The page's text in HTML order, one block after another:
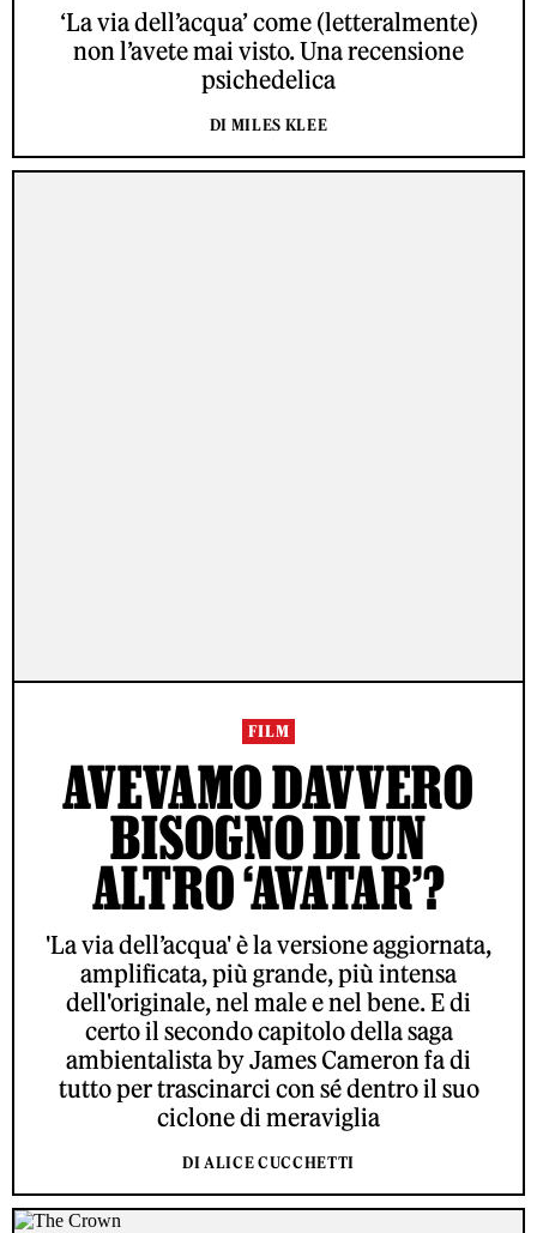
‘La via dell’acqua’ come (letteralmente)
non l’avete mai visto. Una recensione
psichedelica
DI MILES KLEE
FILM
AVEVAMO DAVVERO
BISOGNO DI UN
ALTRO ‘AVATAR’?
'La via dell’acqua' è la versione aggiornata,
amplificata, più grande, più intensa
dell'originale, nel male e nel bene. E di
certo il secondo capitolo della saga
ambientalista by James Cameron fa di
tutto per trascinarci con sé dentro il suo
ciclone di meraviglia
DI ALICE CUCCHETTI